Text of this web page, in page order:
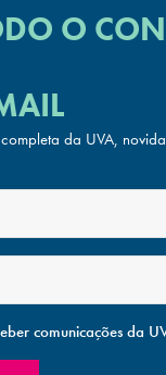
O
da UVA,
comunicações da